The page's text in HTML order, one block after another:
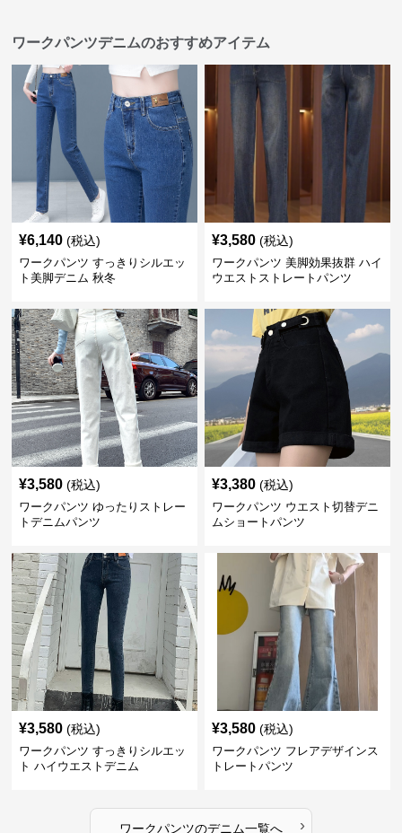
ワークパンツデニムのおすすめアイテム
¥6,140 (税込)
ワークパンツ すっきりシルエッ
ト美脚デニム 秋冬
¥3,580 (税込)
ワークパンツ 美脚効果抜群 ハイ
ウエストストレートパンツ
¥3,580 (税込)
ワークパンツ ゆったりストレー
トデニムパンツ
¥3,380 (税込)
ワークパンツ ウエスト切替デニ
ムショートパンツ
¥3,580 (税込)
ワークパンツ すっきりシルエッ
ト ハイウエストデニム
¥3,580 (税込)
ワークパンツ フレアデザインス
トレートパンツ
ワークパンツのデニム一覧へ ›